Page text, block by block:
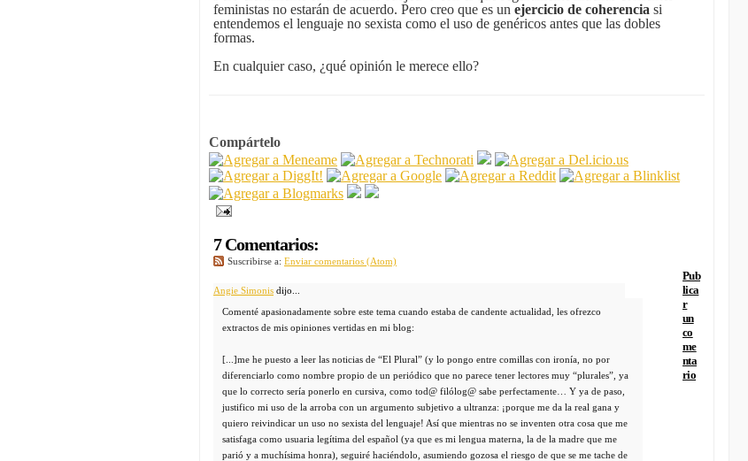
feministas no estarán de acuerdo. Pero creo que es un ejercicio de coherencia si
entendemos el lenguaje no sexista como el uso de genéricos antes que las dobles
formas.
En cualquier caso, ¿qué opinión le merece ello?
Compártelo
7 Comentarios:
Suscribirse a: Enviar comentarios (Atom)
Angie Simonis dijo...
Comenté apasionadamente sobre este tema cuando estaba de candente actualidad, les ofrezco
extractos de mis opiniones vertidas en mi blog:
[...]me he puesto a leer las noticias de “El Plural” (y lo pongo entre comillas con ironía, no por
diferenciarlo como nombre propio de un periódico que no parece tener lectores muy “plurales”, ya
que lo correcto sería ponerlo en cursiva, como tod@ filólog@ sabe perfectamente… Y ya de paso,
justifico mi uso de la arroba con un argumento subjetivo a ultranza: ¡porque me da la real gana y
quiero reivindicar un uso no sexista del lenguaje! Así que mientras no se inventen otra cosa que me
satisfaga como usuaria legítima del español (ya que es mi lengua materna, la de la madre que me
parió y a muchísima honra), seguiré haciéndolo, asumiendo gozosa el riesgo de que se me tache de
Pub
lica
r
un
co
me
nta
rio